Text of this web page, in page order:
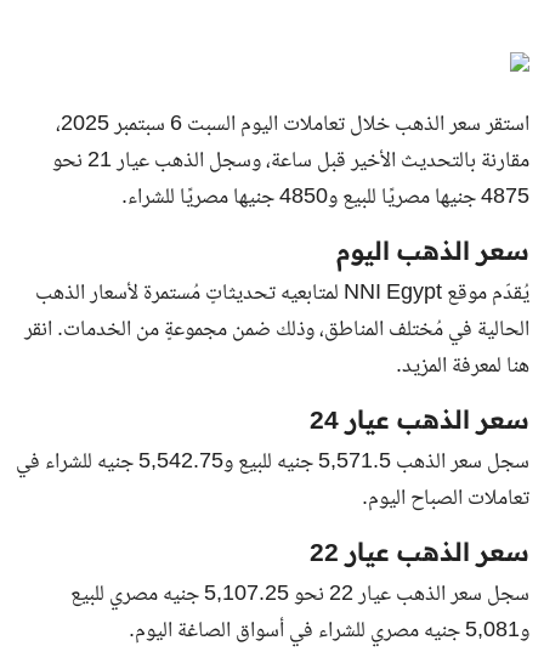
استقر سعر الذهب خلال تعاملات اليوم السبت 6 سبتمبر 2025،
مقارنة بالتحديث الأخير قبل ساعة، وسجل الذهب عيار 21 نحو
4875 جنيها مصريًا للبيع و4850 جنيها مصريًا للشراء.
سعر الذهب اليوم
يُقدّم موقع NNI Egypt لمتابعيه تحديثاتٍ مُستمرة لأسعار الذهب
الحالية في مُختلف المناطق، وذلك ضمن مجموعةٍ من الخدمات. انقر
هنا لمعرفة المزيد.
سعر الذهب عيار 24
سجل سعر الذهب 5,571.5 جنيه للبيع و5,542.75 جنيه للشراء في
تعاملات الصباح اليوم.
سعر الذهب عيار 22
سجل سعر الذهب عيار 22 نحو 5,107.25 جنيه مصري للبيع
و5,081 جنيه مصري للشراء في أسواق الصاغة اليوم.